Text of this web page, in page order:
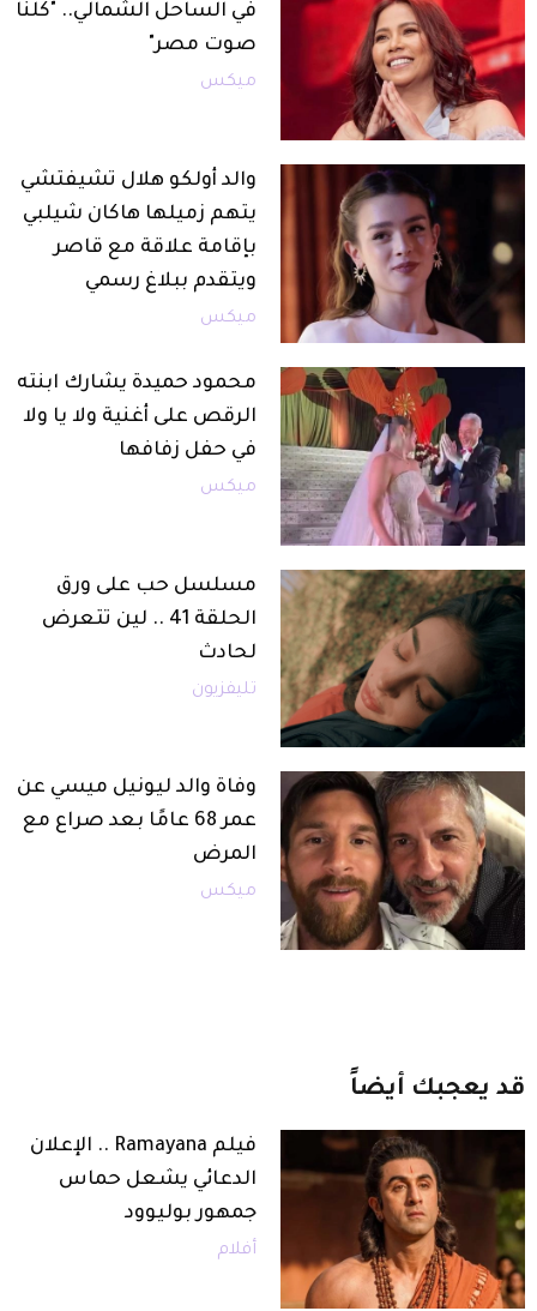
في الساحل الشمالي.. "كلنا
صوت مصر"
ميكس
والد أولكو هلال تشيفتشي
يتهم زميلها هاكان شيلبي
بإقامة علاقة مع قاصر
ويتقدم ببلاغ رسمي
ميكس
محمود حميدة يشارك ابنته
الرقص على أغنية ولا يا ولا
في حفل زفافها
ميكس
مسلسل حب على ورق
الحلقة 41 .. لين تتعرض
لحادث
تليفزيون
وفاة والد ليونيل ميسي عن
عمر 68 عامًا بعد صراع مع
المرض
ميكس
قد يعجبك أيضاً
فيلم Ramayana .. الإعلان
الدعائي يشعل حماس
جمهور بوليوود
أفلام